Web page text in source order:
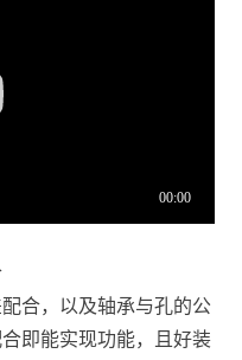
合，以及轴承与孔的公
即能实现功能，且好装